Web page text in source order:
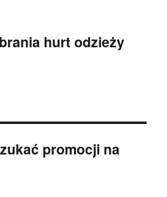
hurt odzieży
promocji na